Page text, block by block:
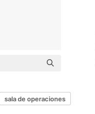
sala de operaciones